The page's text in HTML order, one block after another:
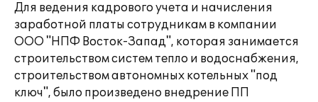
Для ведения кадрового учета и начисления
заработной платы сотрудникам в компании
ООО "НПФ Восток-Запад", которая занимается
строительством систем тепло и водоснабжения,
строительством автономных котельных "под
ключ", было произведено внедрение ПП